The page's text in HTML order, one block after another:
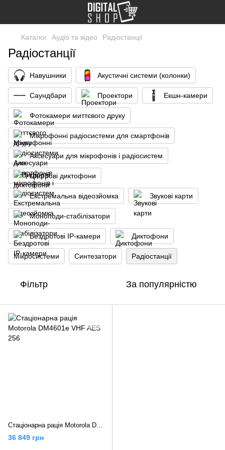
Каталог Аудіо та відео Радіостанції
Радіостанції
Навушники Акустичні системи (колонки)
Саундбари Проектори Екшн-камери
Фотокамери миттєвого друку
Мікрофонні радіосистеми для смартфонів
Аксесуари для мікрофонів і радіосистем
Цифрові диктофони
Екстремальна відеозйомка Звукові карти
Моноподи-стабілізатори
Бездротові IP-камери Диктофони
Мікросистеми Синтезатори Радіостанції
Фільтр За популярністю
Стаціонарна рація Motorola DM4601e VHF AES 256
36 849 грн